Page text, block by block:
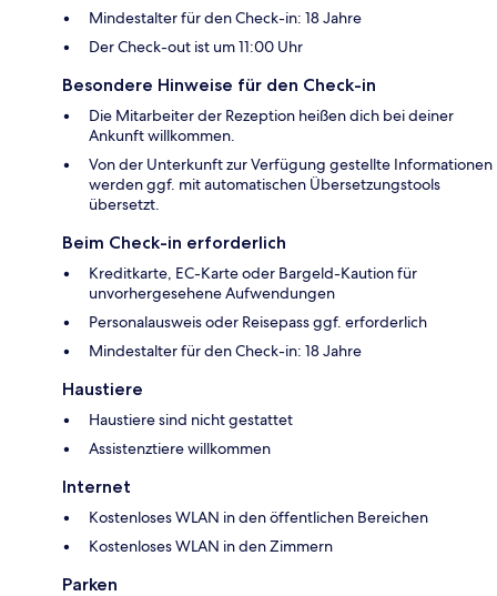
Mindestalter für den Check-in: 18 Jahre
Der Check-out ist um 11:00 Uhr
Besondere Hinweise für den Check-in
Die Mitarbeiter der Rezeption heißen dich bei deiner
Ankunft willkommen.
Von der Unterkunft zur Verfügung gestellte Informationen
werden ggf. mit automatischen Übersetzungstools
übersetzt.
Beim Check-in erforderlich
Kreditkarte, EC-Karte oder Bargeld-Kaution für
unvorhergesehene Aufwendungen
Personalausweis oder Reisepass ggf. erforderlich
Mindestalter für den Check-in: 18 Jahre
Haustiere
Haustiere sind nicht gestattet
Assistenztiere willkommen
Internet
Kostenloses WLAN in den öffentlichen Bereichen
Kostenloses WLAN in den Zimmern
Parken